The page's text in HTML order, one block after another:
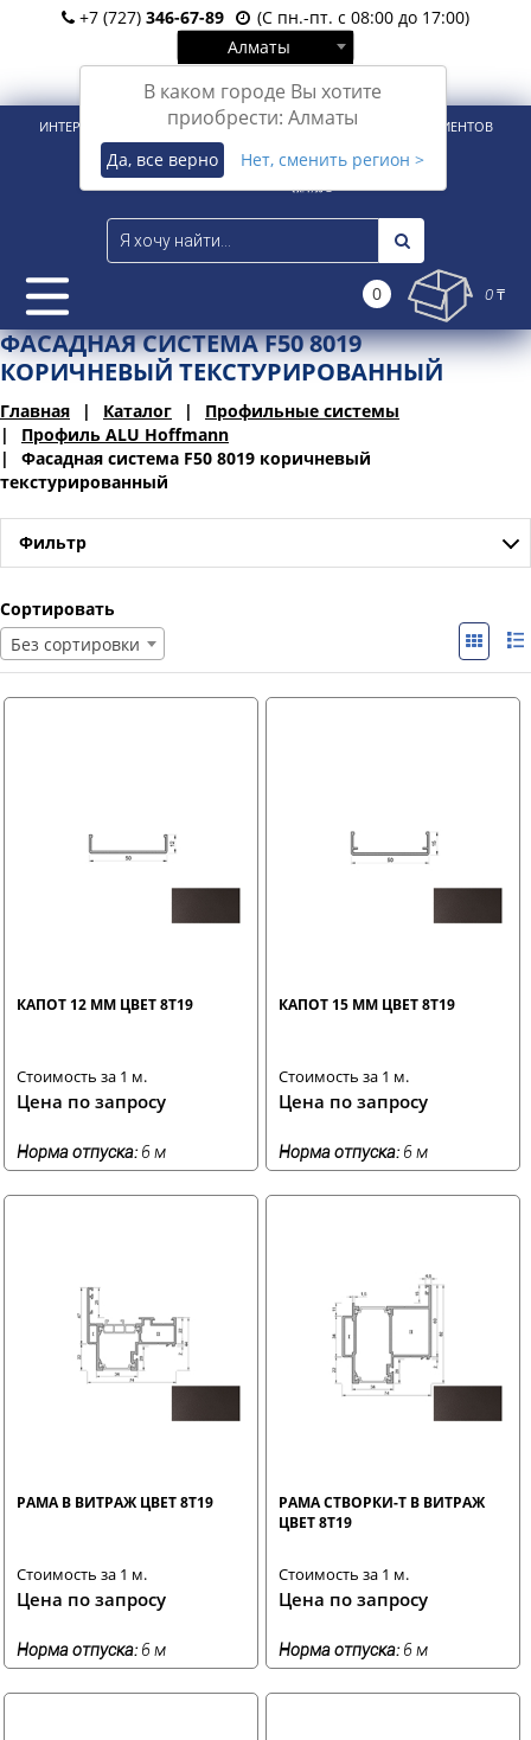
+7 (727) 346-67-89
(С пн.-пт. с 08:00 до 17:00)
Алматы
В каком городе Вы хотите
приобрести: Алматы
Да, все верно Нет, сменить регион >
Вход Регистрация
ИНТЕРНЕТ-МАГАЗИН ДЛЯ РОЗНИЧНЫХ И КОРПОРАТИВНЫХ КЛИЕНТОВ
0 0 ₸
ФАСАДНАЯ СИСТЕМА F50 8019
КОРИЧНЕВЫЙ ТЕКСТУРИРОВАННЫЙ
Главная Каталог
Профильные системы
Профиль ALU Hoffmann
Фасадная система F50 8019 коричневый
текстурированный
Фильтр
Сортировать
Без сортировки
КАПОТ 12 ММ ЦВЕТ 8T19
Стоимость за 1 м.
Цена по запросу
Норма отпуска: 6 м
КАПОТ 15 ММ ЦВЕТ 8T19
Стоимость за 1 м.
Цена по запросу
Норма отпуска: 6 м
РАМА В ВИТРАЖ ЦВЕТ 8T19
Стоимость за 1 м.
Цена по запросу
Норма отпуска: 6 м
РАМА СТВОРКИ-Т В ВИТРАЖ
ЦВЕТ 8T19
Стоимость за 1 м.
Цена по запросу
Норма отпуска: 6 м